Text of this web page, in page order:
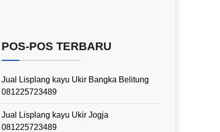
POS-POS TERBARU
Jual Lisplang kayu Ukir Bangka Belitung
081225723489
Jual Lisplang kayu Ukir Jogja
081225723489